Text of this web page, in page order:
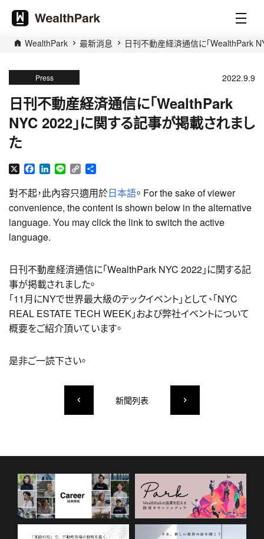
WealthPark 最新消息 日刊不動産経済通信に「WealthPark
Press 2022.9.9
日刊不動産経済通信に「WealthPark
NYC 2022」に関する記事が掲載されまし
た
X Facebook
LinkedIn
Line Copy
對不起，此內容只適用於日本語。 For the sake of viewer
convenience, the content is shown below in the alternative
language. You may click the link to switch the active
language.
日刊不動産経済通信に「WealthPark NYC 2022」に関する記
事が掲載されました。
「11月にNYで世界最大級のテックイベント」として、「NYC
REAL ESTATE TECH WEEK」および弊社イベントについて
概要をご紹介頂いています。
是非ご一読下さい。
keyboard_arrow_left 新聞列表 keyboard_arrow_right